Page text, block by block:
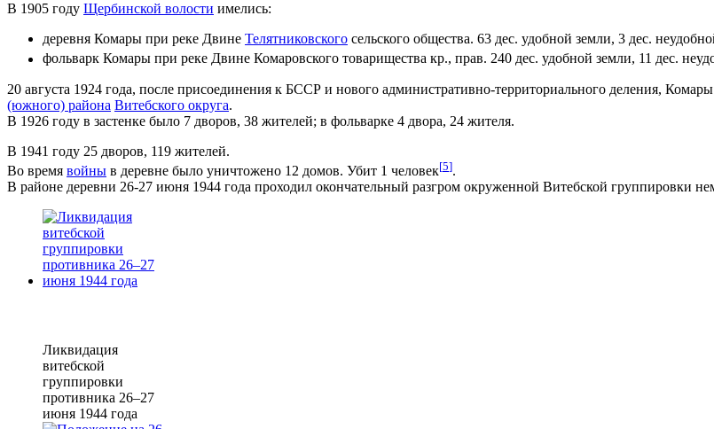
В 1905 году Щербинской волости имелись:
деревня Комары при реке Двине Телятниковского сельского общества. 63 дес. удобной земли, 3 дес.
фольварк Комары при реке Двине Комаровского товарищества кр., прав. 240 дес. удобной земли, 11 дес.
20 августа 1924 года, после присоединения к БССР и нового административно-территориального деления, Комары
(южного) района Витебского округа.
В 1926 году в застенке было 7 дворов, 38 жителей; в фольварке 4 двора, 24 жителя.
В 1941 году 25 дворов, 119 жителей.
Во время войны в деревне было уничтожено 12 домов. Убит 1 человек[5].
В районе деревни 26-27 июня 1944 года проходил окончательный разгром окруженной Витебской группировки
Ликвидация
витебской
группировки
противника 26–27
июня 1944 года